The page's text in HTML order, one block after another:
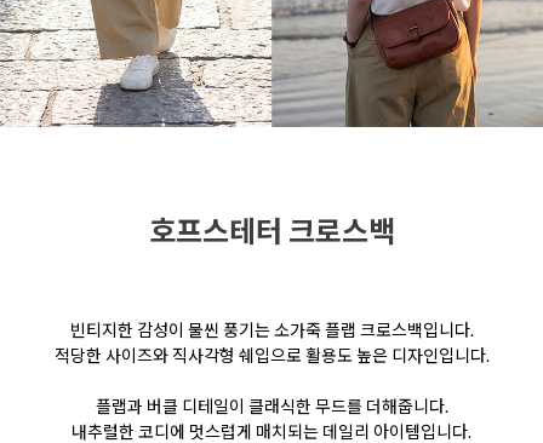
호프스테터 크로스백
빈티지한 감성이 물씬 풍기는 소가죽 플랩 크로스백입니다.
적당한 사이즈와 직사각형 쉐입으로 활용도 높은 디자인입니다.
플랩과 버클 디테일이 클래식한 무드를 더해줍니다.
내추럴한 코디에 멋스럽게 매치되는 데일리 아이템입니다.